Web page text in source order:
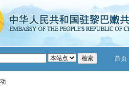
首页